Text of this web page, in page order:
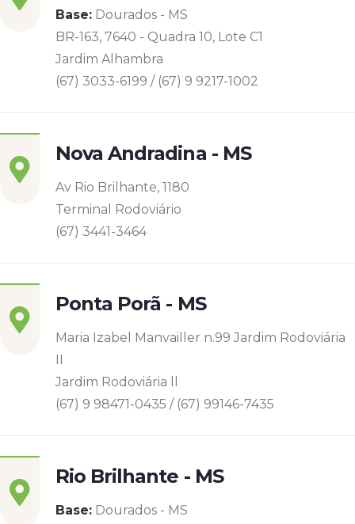
Base: Dourados - MS
BR-163, 7640 - Quadra 10, Lote C1
Jardim Alhambra
(67) 3033-6199 / (67) 9 9217-1002
Nova Andradina - MS
Av Rio Brilhante, 1180
Terminal Rodoviário
(67) 3441-3464
Ponta Porã - MS
Maria Izabel Manvailler n.99 Jardim Rodoviária
II
Jardim Rodoviária ll
(67) 9 98471-0435 / (67) 99146-7435
Rio Brilhante - MS
Base: Dourados - MS